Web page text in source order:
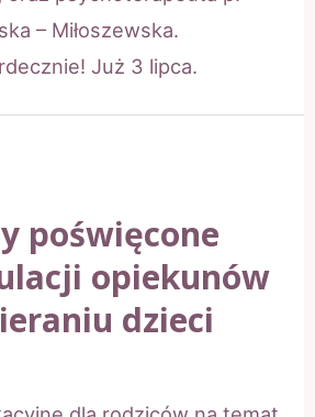
– Miłoszewska.
Już 3 lipca.
poświęcone
opiekunów
dzieci